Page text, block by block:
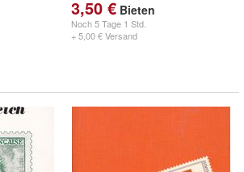
3,50 € Bieten
Noch5 Tage 1 Std.
+ 5,00 € Versand